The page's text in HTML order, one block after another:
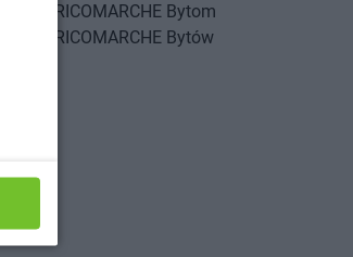
BRICOMARCHE Bytom
BRICOMARCHE Bytów
BRICOMARCHE